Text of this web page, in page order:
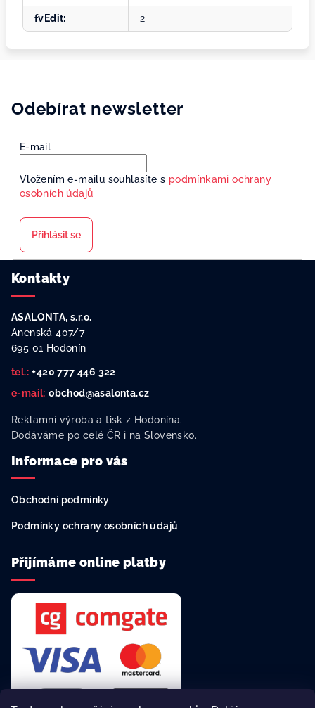
fvEdit: 2
Odebírat newsletter
E-mail
Vložením e-mailu souhlasíte s podmínkami ochrany
osobních údajů
Přihlásit se
Kontakty
ASALONTA, s.r.o.
Anenská 407/7
695 01 Hodonín
tel.: +420 777 446 322
e-mail: obchod@asalonta.cz
Reklamní výroba a tisk z Hodonína.
Dodáváme po celé ČR i na Slovensko.
Informace pro vás
Obchodní podmínky
Podmínky ochrany osobních údajů
Přijímáme online platby